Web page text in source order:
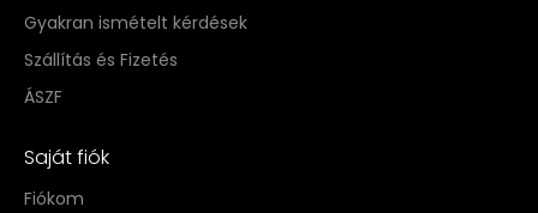
Gyakran ismételt kérdések
Szállítás és Fizetés
ÁSZF
Saját fiók
Fiókom